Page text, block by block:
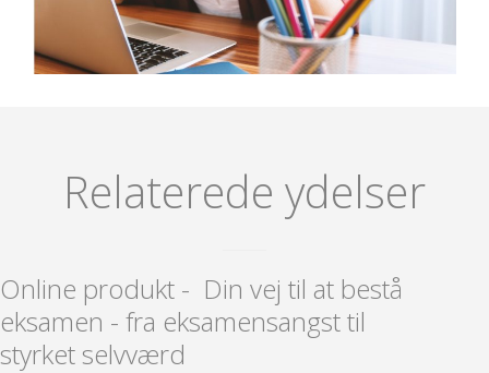
Relaterede ydelser
Online produkt - Din vej til at bestå
eksamen - fra eksamensangst til
styrket selvværd